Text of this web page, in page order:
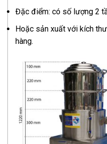
Đặc điểm: có số lượng 2
Hoặc sản xuất với kích
hàng.